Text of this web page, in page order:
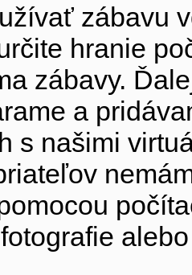
zábavu
hranie
zábavy.
a
s našimi